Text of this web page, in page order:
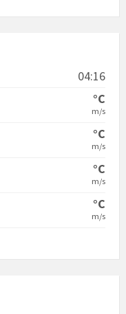
04:16
°C
m/s
°C
m/s
°C
m/s
°C
m/s